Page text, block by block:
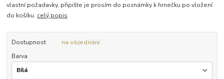
vlastní požadavky, připište je prosím do poznámky k hrnečku po vložení
do košíku. celý popis
Dostupnost
na objednání
Barva